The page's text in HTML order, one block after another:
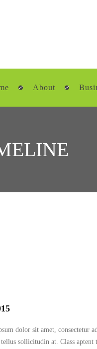
About
dolor sit amet, consectetur
sollicitudin at. Class aptent